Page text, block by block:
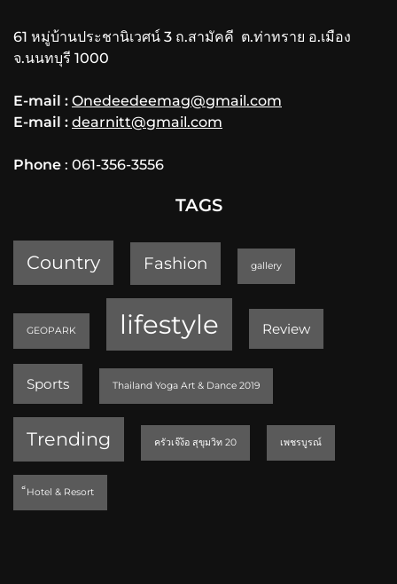
61 หมู่บ้านประชานิเวศน์ 3 ถ.สามัคคี ต.ท่าทราย อ.เมือง
จ.นนทบุรี 1000
E-mail : Onedeedeemag@gmail.com
E-mail : dearnitt@gmail.com
Phone : 061-356-3556
TAGS
Country Fashion gallery
GEOPARK lifestyle Review
Sports Thailand Yoga Art & Dance 2019
Trending ครัวเจ๊ง้อ สุขุมวิท 20 เพชรบูรณ์
็Hotel & Resort